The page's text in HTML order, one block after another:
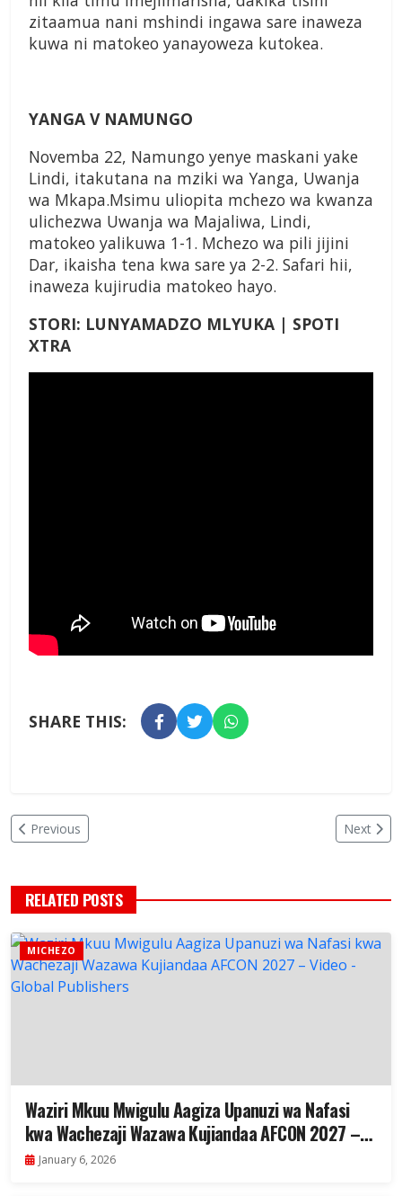
zitaamua nani mshindi ingawa sare inaweza
kuwa ni matokeo yanayoweza kutokea.
YANGA V NAMUNGO
Novemba 22, Namungo yenye maskani yake
Lindi, itakutana na mziki wa Yanga, Uwanja
wa Mkapa.Msimu uliopita mchezo wa kwanza
ulichezwa Uwanja wa Majaliwa, Lindi,
matokeo yalikuwa 1-1. Mchezo wa pili jijini
Dar, ikaisha tena kwa sare ya 2-2. Safari hii,
inaweza kujirudia matokeo hayo.
STORI: LUNYAMADZO MLYUKA | SPOTI
XTRA
SHARE THIS:
Previous Next
RELATED POSTS
MICHEZO
Waziri Mkuu Mwigulu Aagiza Upanuzi wa Nafasi
kwa Wachezaji Wazawa Kujiandaa AFCON 2027 –
Video
January 6, 2026